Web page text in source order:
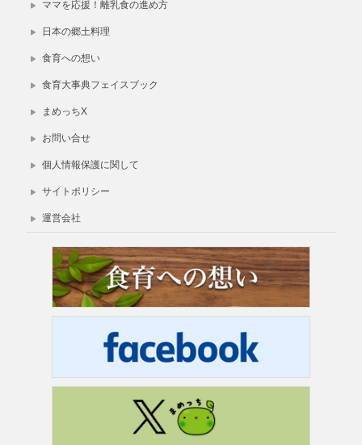
ママを応援！離乳食の進め方
日本の郷土料理
食育への想い
食育大事典フェイスブック
まめっちX
お問い合せ
個人情報保護に関して
サイトポリシー
運営会社